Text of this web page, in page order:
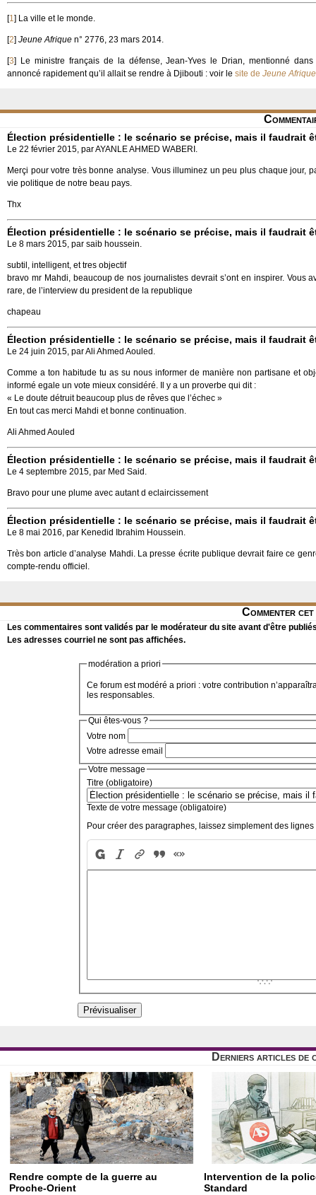
[1] La ville et le monde.
[2] Jeune Afrique n° 2776, 23 mars 2014.
[3]
Le ministre français de la défense, Jean-Yves le Drian, mentionné dans
annoncé rapidement qu’il allait se rendre à Djibouti : voir le site de Jeune Afrique
Élection présidentielle : le scénario se précise, mais il faudrait
Le 22 février 2015, par AYANLE AHMED WABERI.
Merçi pour votre très bonne analyse. Vous illuminez un peu plus chaque jour,
vie politique de notre beau pays.
Thx
Élection présidentielle : le scénario se précise, mais il faudrait
Le 8 mars 2015, par saib houssein.
subtil, intelligent, et tres objectif
bravo mr Mahdi, beaucoup de nos journalistes devrait s’ont en inspirer.
rare, de l’interview du president de la republique
chapeau
Élection présidentielle : le scénario se précise, mais il faudrait
Le 24 juin 2015, par Ali Ahmed Aouled.
Comme a ton habitude tu as su nous informer de manière non partisane et
informé egale un vote mieux considéré. Il y a un proverbe qui dit :
« Le doute détruit beaucoup plus de rêves que l’échec »
En tout cas merci Mahdi et bonne continuation.
Ali Ahmed Aouled
Élection présidentielle : le scénario se précise, mais il faudrait
Le 4 septembre 2015, par Med Said.
Bravo pour une plume avec autant d eclaircissement
Élection présidentielle : le scénario se précise, mais il faudrait
Le 8 mai 2016, par Kenedid Ibrahim Houssein.
Très bon article d’analyse Mahdi. La presse écrite publique devrait faire ce
compte-rendu officiel.
Commenter
Les commentaires sont validés par le modérateur du site avant d'être
Les adresses courriel ne sont pas affichées.
modération a priori
Ce forum est modéré a priori : votre contribution
les responsables.
Qui êtes-vous ?
Votre nom
Votre adresse email
Votre message
Titre (obligatoire)
Texte de votre message (obligatoire)
Pour créer des paragraphes, laissez simplement des lignes
Derniers articles de
Rendre compte de la guerre au
Proche-Orient
Intervention de la
Standard